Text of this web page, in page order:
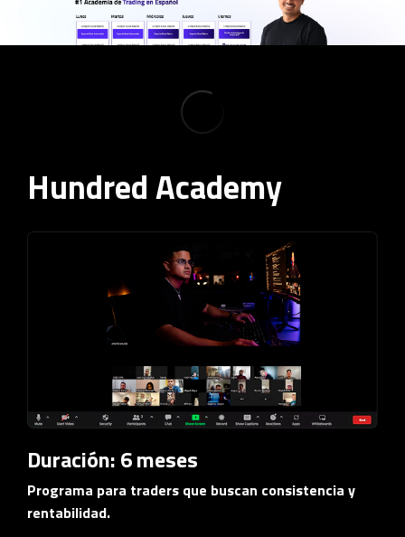
Hundred Academy
Duración: 6 meses
Programa para traders que buscan consistencia y
rentabilidad.